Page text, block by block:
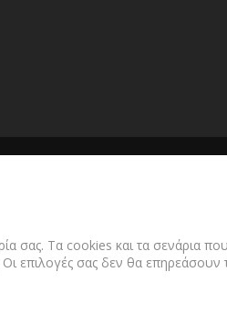
σας. Τα cookies και τα σενάρια
Οι επιλογές σας δεν θα επηρεάσουν